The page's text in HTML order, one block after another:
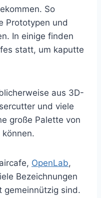
So
Prototypen und
In einige finden
statt, um kaputte
aus 3D-
und viele
große Palette von
OpenLab,
Bezeichnungen
gemeinnützig sind.